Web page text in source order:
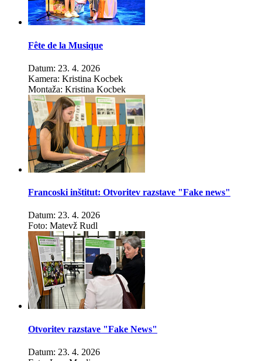
Fête de la Musique
Datum: 23. 4. 2026
Kamera: Kristina Kocbek
Montaža: Kristina Kocbek
Francoski inštitut: Otvoritev razstave "Fake news"
Datum: 23. 4. 2026
Foto: Matevž Rudl
Otvoritev razstave "Fake News"
Datum: 23. 4. 2026